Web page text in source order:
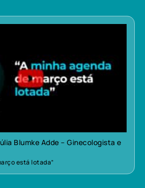
Blumke Adde – Ginecologista e
está lotada”